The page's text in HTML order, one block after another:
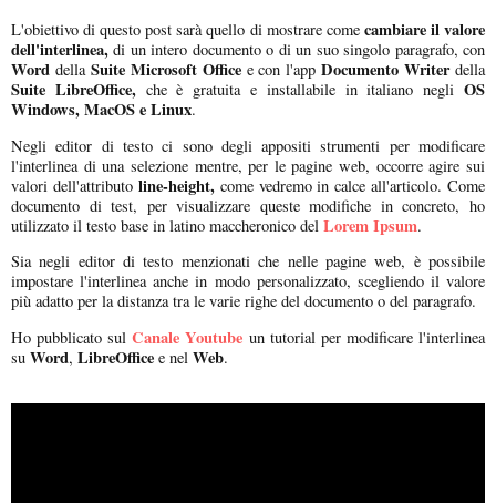
L'obiettivo di questo post sarà quello di mostrare come cambiare il valore
dell'interlinea, di un intero documento o di un suo singolo paragrafo, con
Word della Suite Microsoft Officee con l'appDocumento Writerdella
Suite LibreOffice,che è gratuita e installabile in italiano negliOS
Windows, MacOS e Linux.
Negli editor di testo ci sono degli appositi strumenti per modificare
l'interlinea di una selezione mentre, per le pagine web, occorre agire sui
valori dell'attributo line-height, come vedremo in calce all'articolo. Come
documento di test, per visualizzare queste modifiche in concreto, ho
utilizzato il testo base in latino maccheronico del Lorem Ipsum.
Sia negli editor di testo menzionati che nelle pagine web, è possibile
impostare l'interlinea anche in modo personalizzato, scegliendo il valore
più adatto per la distanza tra le varie righe del documento o del paragrafo.
Ho pubblicato sulCanale Youtube un tutorial per modificare l'interlinea
su Word, LibreOffice e nel Web.